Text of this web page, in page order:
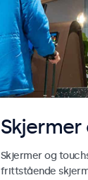
Skjermer og
frittstående